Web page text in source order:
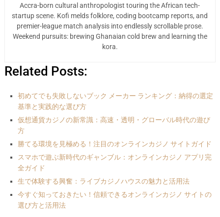
Accra-born cultural anthropologist touring the African tech-
startup scene. Kofi melds folklore, coding bootcamp reports, and
premier-league match analysis into endlessly scrollable prose.
Weekend pursuits: brewing Ghanaian cold brew and learning the
kora.
Related Posts:
初めてでも失敗しないブック メーカー ランキング：納得の選定
基準と実践的な選び方
仮想通貨カジノの新常識：高速・透明・グローバル時代の遊び
方
勝てる環境を見極める！注目のオンラインカジノ サイトガイド
スマホで遊ぶ新時代のギャンブル：オンラインカジノ アプリ完
全ガイド
生で体験する興奮：ライブカジノハウスの魅力と活用法
今すぐ知っておきたい！信頼できるオンラインカジノ サイトの
選び方と活用法